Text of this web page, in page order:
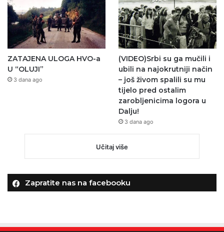
ZATAJENA ULOGA HVO-a
U “OLUJI”
3 dana ago
(VIDEO)Srbi su ga mučili i
ubili na najokrutniji način
– još živom spalili su mu
tijelo pred ostalim
zarobljenicima logora u
Dalju!
3 dana ago
Učitaj više
Zapratite nas na facebooku